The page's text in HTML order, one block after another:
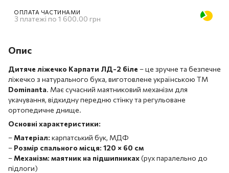
ОПЛАТА ЧАСТИНАМИ
3 платежі по 1 600.00 грн
Опис
Дитяче ліжечко Карпати ЛД-2 біле – це зручне та безпечне
ліжечко з натурального бука, виготовлене українською ТМ
Dominanta. Має сучасний маятниковий механізм для
укачування, відкидну передню стінку та регульоване
ортопедичне днище.
Основні характеристики:
– Матеріал: карпатський бук, МДФ
– Розмір спального місця: 120 × 60 см
– Механізм: маятник на підшипниках(рух паралельно до
підлоги)